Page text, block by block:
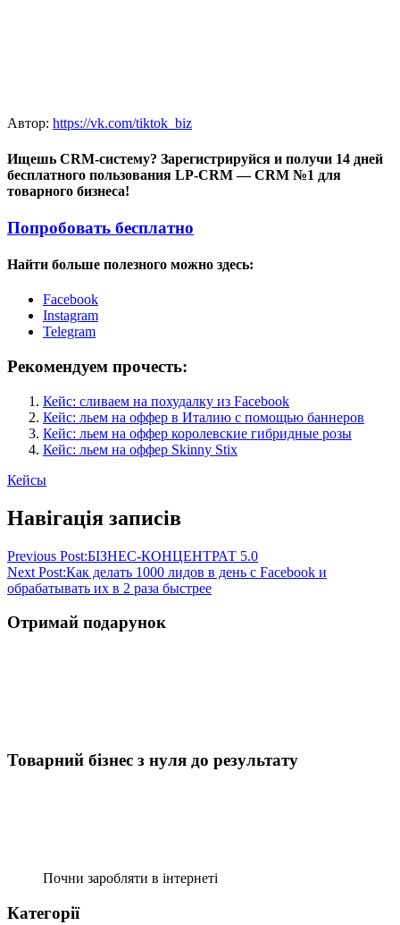
Автор: https://vk.com/tiktok_biz
Ищешь CRM-систему? Зарегистрируйся и получи 14 дней
бесплатного пользования LP-CRM — CRM №1 для
товарного бизнеса!
Попробовать бесплатно
Найти больше полезного можно здесь:
Facebook
Instagram
Telegram
Рекомендуем прочесть:
Кейс: сливаем на похудалку из Facebook
Кейс: льем на оффер в Италию с помощью баннеров
Кейс: льем на оффер королевские гибридные розы
Кейс: льем на оффер Skinny Stix
Кейсы
Навігація записів
Previous Post:БІЗНЕС-КОНЦЕНТРАТ 5.0
Next Post:Как делать 1000 лидов в день с Facebook и
обрабатывать их в 2 раза быстрее
Отримай подарунок
Товарний бізнес з нуля до результату
Почни заробляти в інтернеті
Категорії